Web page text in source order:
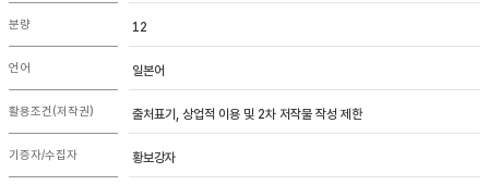
분량 12
언어 일본어
활용조건(저작권) 출처표기, 상업적 이용 및 2차 저작물 작성 제한
기증자/수집자 황보강자